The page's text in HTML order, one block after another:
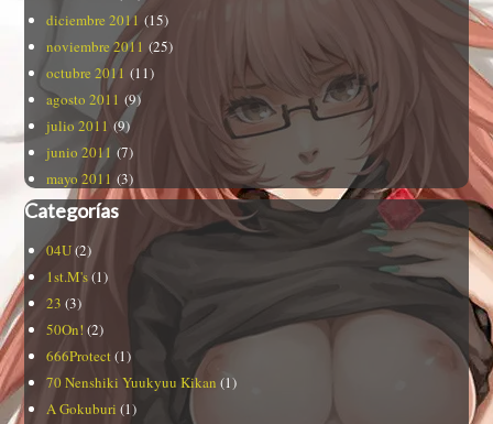
diciembre 2011 (15)
noviembre 2011 (25)
octubre 2011 (11)
agosto 2011 (9)
julio 2011 (9)
junio 2011 (7)
mayo 2011 (3)
Categorías
04U(2)
1st.M's(1)
23 (3)
50On! (2)
666Protect(1)
70 Nenshiki Yuukyuu Kikan (1)
A Gokuburi (1)